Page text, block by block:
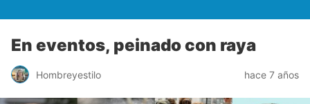
En eventos, peinado con raya
Hombreyestilo hace 7 años